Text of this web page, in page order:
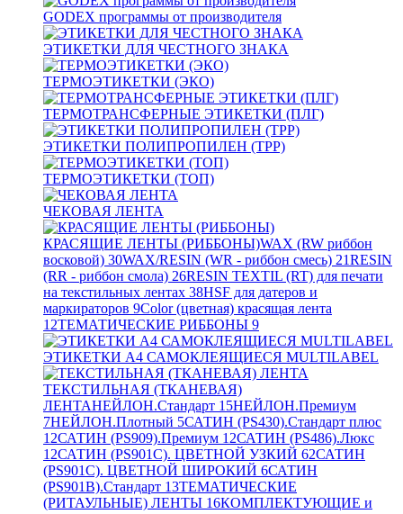
GODEX программы от производителя
ЭТИКЕТКИ ДЛЯ ЧЕСТНОГО ЗНАКА
ТЕРМОЭТИКЕТКИ (ЭКО)
ТЕРМОТРАНСФЕРНЫЕ ЭТИКЕТКИ (ПЛГ)
ЭТИКЕТКИ ПОЛИПРОПИЛЕН (TPP)
ТЕРМОЭТИКЕТКИ (ТОП)
ЧЕКОВАЯ ЛЕНТА
КРАСЯЩИЕ ЛЕНТЫ (РИББОНЫ)WAX (RW риббон
восковой) 30WAX/RESIN (WR - риббон смесь) 21RESIN
(RR - риббон смола) 26RESIN TEXTIL (RT) для печати
на текстильных лентах 38HSF для датеров и
маркираторов 9Color (цветная) красящая лента
12ТЕМАТИЧЕСКИЕ РИББОНЫ 9
ЭТИКЕТКИ А4 САМОКЛЕЯЩИЕСЯ MULTILABEL
ТЕКСТИЛЬНАЯ (ТКАНЕВАЯ)
ЛЕНТАНЕЙЛОН.Стандарт 15НЕЙЛОН.Премиум
7НЕЙЛОН.Плотный 5САТИН (PS430).Стандарт плюс
12САТИН (PS909).Премиум 12САТИН (PS486).Люкс
12САТИН (PS901C). ЦВЕТНОЙ УЗКИЙ 62САТИН
(PS901C). ЦВЕТНОЙ ШИРОКИЙ 6САТИН
(PS901B).Стандарт 13ТЕМАТИЧЕСКИЕ
(РИТАУЛЬНЫЕ) ЛЕНТЫ 16КОМПЛЕКТУЮЩИЕ и